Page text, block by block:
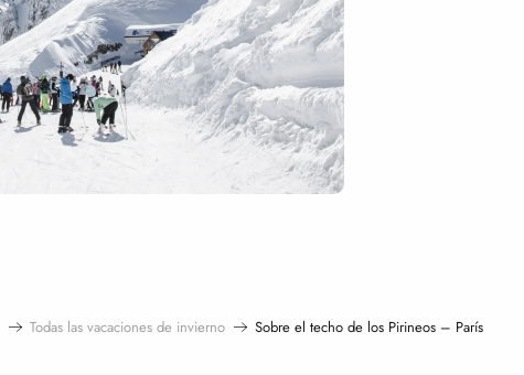
Todas las vacaciones de invierno Sobre el techo de los Pirineos – París